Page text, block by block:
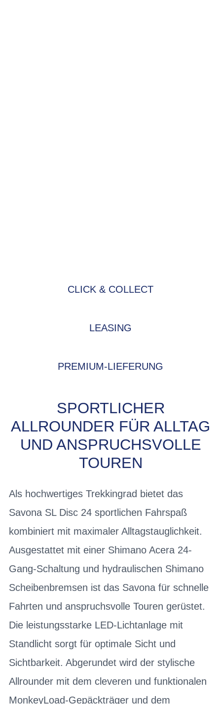
CLICK & COLLECT
LEASING
PREMIUM-LIEFERUNG
SPORTLICHER
ALLROUNDER FÜR ALLTAG
UND ANSPRUCHSVOLLE
TOUREN
Als hochwertiges Trekkingrad bietet das
Savona SL Disc 24 sportlichen Fahrspaß
kombiniert mit maximaler Alltagstauglichkeit.
Ausgestattet mit einer Shimano Acera 24-
Gang-Schaltung und hydraulischen Shimano
Scheibenbremsen ist das Savona für schnelle
Fahrten und anspruchsvolle Touren gerüstet.
Die leistungsstarke LED-Lichtanlage mit
Standlicht sorgt für optimale Sicht und
Sichtbarkeit. Abgerundet wird der stylische
Allrounder mit dem cleveren und funktionalen
MonkeyLoad-Gepäckträger und dem